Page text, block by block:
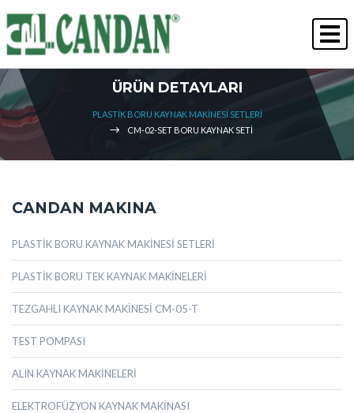
" Kalite Her Zaman Kazanır " İNSAN KAYNAKLARI
ÜRÜN DETAYLARI
PLASTİK BORU KAYNAK MAKİNESİ SETLERİ
CM-02-SET BORU KAYNAK SETİ
CANDAN MAKINA
PLASTİK BORU KAYNAK MAKİNESİ SETLERİ
PLASTİK BORU TEK KAYNAK MAKİNELERİ
TEZGAHLI KAYNAK MAKİNESİ CM-05-T
TEST POMPASI
ALIN KAYNAK MAKİNELERİ
ELEKTROFÜZYON KAYNAK MAKİNASI